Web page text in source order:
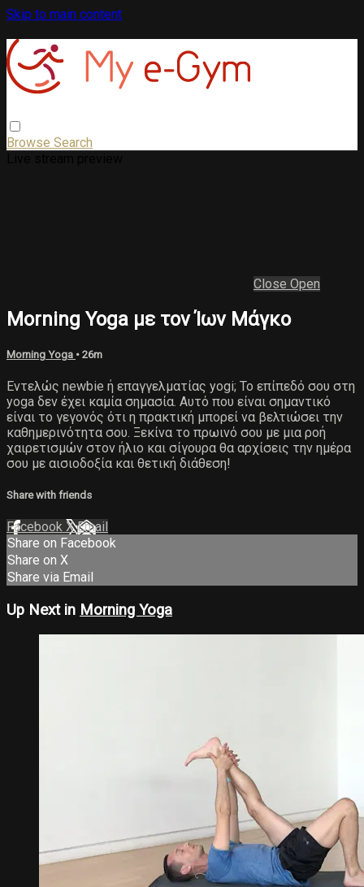
Skip to main content
Browse Search
Close Open
Morning Yoga με τον Ίων Μάγκο
Morning Yoga • 26m
Εντελώς newbie ή επαγγελματίας yogi; Το επίπεδό σου στη
yoga δεν έχει καμία σημασία. Αυτό που είναι σημαντικό
είναι το γεγονός ότι η πρακτική μπορεί να βελτιώσει την
καθημερινότητα σου. Ξεκίνα το πρωινό σου με μια ροή
χαιρετισμών στον ήλιο και σίγουρα θα αρχίσεις την ημέρα
σου με αισιοδοξία και θετική διάθεση!
Share with friends
Facebook XEmail
Share on Facebook
Share on X
Share via Email
Up Next in Morning Yoga